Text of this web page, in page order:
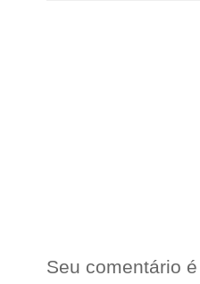
Seu comentário